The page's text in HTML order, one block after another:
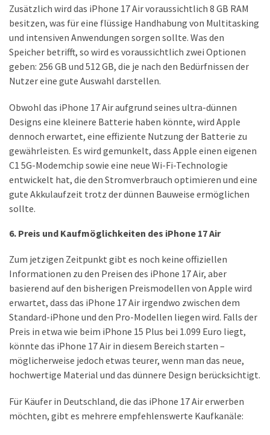
Zusätzlich wird das iPhone 17 Air voraussichtlich 8 GB RAM
besitzen, was für eine flüssige Handhabung von Multitasking
und intensiven Anwendungen sorgen sollte. Was den
Speicher betrifft, so wird es voraussichtlich zwei Optionen
geben: 256 GB und 512 GB, die je nach den Bedürfnissen der
Nutzer eine gute Auswahl darstellen.
Obwohl das iPhone 17 Air aufgrund seines ultra-dünnen
Designs eine kleinere Batterie haben könnte, wird Apple
dennoch erwartet, eine effiziente Nutzung der Batterie zu
gewährleisten. Es wird gemunkelt, dass Apple einen eigenen
C1 5G-Modemchip sowie eine neue Wi-Fi-Technologie
entwickelt hat, die den Stromverbrauch optimieren und eine
gute Akkulaufzeit trotz der dünnen Bauweise ermöglichen
sollte.
6. Preis und Kaufmöglichkeiten des iPhone 17 Air
Zum jetzigen Zeitpunkt gibt es noch keine offiziellen
Informationen zu den Preisen des iPhone 17 Air, aber
basierend auf den bisherigen Preismodellen von Apple wird
erwartet, dass das iPhone 17 Air irgendwo zwischen dem
Standard-iPhone und den Pro-Modellen liegen wird. Falls der
Preis in etwa wie beim iPhone 15 Plus bei 1.099 Euro liegt,
könnte das iPhone 17 Air in diesem Bereich starten –
möglicherweise jedoch etwas teurer, wenn man das neue,
hochwertige Material und das dünnere Design berücksichtigt.
Für Käufer in Deutschland, die das iPhone 17 Air erwerben
möchten, gibt es mehrere empfehlenswerte Kaufkanäle: